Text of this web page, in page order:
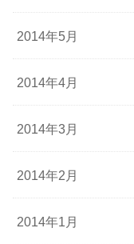
2014年5月
2014年4月
2014年3月
2014年2月
2014年1月